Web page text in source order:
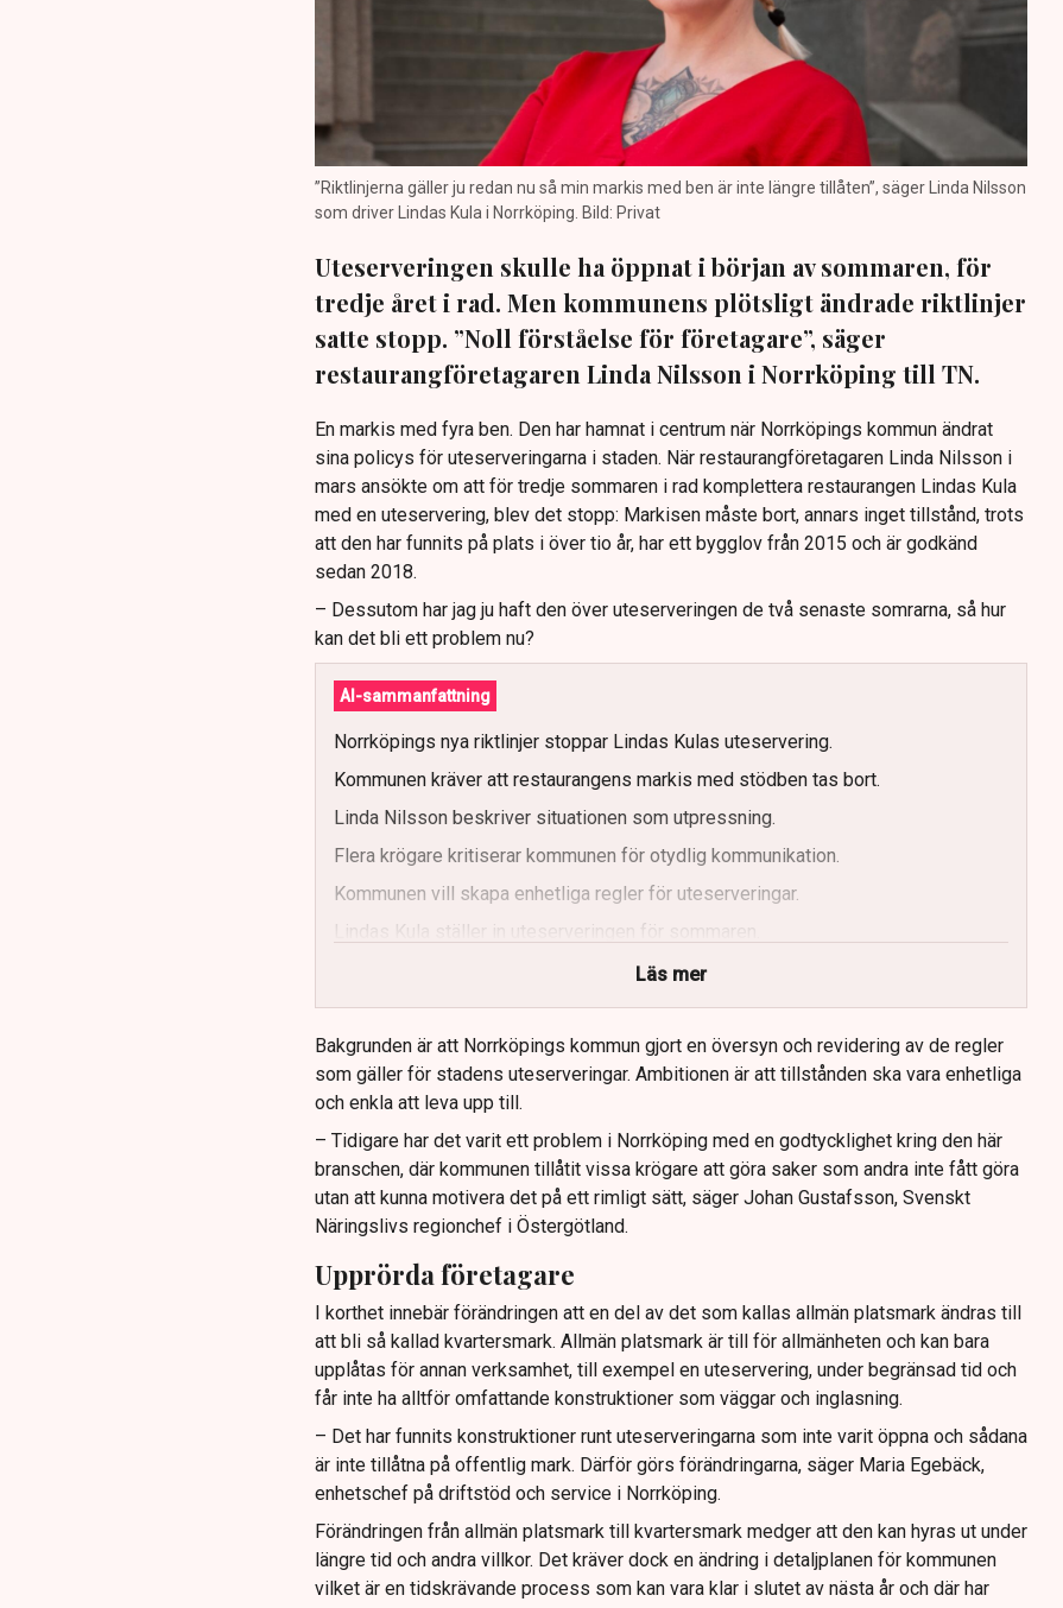
”Riktlinjerna gäller ju redan nu så min markis med ben är inte längre tillåten”, säger Linda Nilsson
som driver Lindas Kula i Norrköping. Bild: Privat
Uteserveringen skulle ha öppnat i början av sommaren, för
tredje året i rad. Men kommunens plötsligt ändrade riktlinjer
satte stopp. ”Noll förståelse för företagare”, säger
restaurangföretagaren Linda Nilsson i Norrköping till TN.
En markis med fyra ben. Den har hamnat i centrum när Norrköpings kommun ändrat
sina policys för uteserveringarna i staden. När restaurangföretagaren Linda Nilsson i
mars ansökte om att för tredje sommaren i rad komplettera restaurangen Lindas Kula
med en uteservering, blev det stopp: Markisen måste bort, annars inget tillstånd, trots
att den har funnits på plats i över tio år, har ett bygglov från 2015 och är godkänd
sedan 2018.
– Dessutom har jag ju haft den över uteserveringen de två senaste somrarna, så hur
kan det bli ett problem nu?
AI-sammanfattning
Norrköpings nya riktlinjer stoppar Lindas Kulas uteservering.
Kommunen kräver att restaurangens markis med stödben tas bort.
Linda Nilsson beskriver situationen som utpressning.
Flera krögare kritiserar kommunen för otydlig kommunikation.
Kommunen vill skapa enhetliga regler för uteserveringar.
Lindas Kula ställer in uteserveringen för sommaren.
Läs mer
Bakgrunden är att Norrköpings kommun gjort en översyn och revidering av de regler
som gäller för stadens uteserveringar. Ambitionen är att tillstånden ska vara enhetliga
och enkla att leva upp till.
– Tidigare har det varit ett problem i Norrköping med en godtycklighet kring den här
branschen, där kommunen tillåtit vissa krögare att göra saker som andra inte fått göra
utan att kunna motivera det på ett rimligt sätt, säger Johan Gustafsson, Svenskt
Näringslivs regionchef i Östergötland.
Upprörda företagare
I korthet innebär förändringen att en del av det som kallas allmän platsmark ändras till
att bli så kallad kvartersmark. Allmän platsmark är till för allmänheten och kan bara
upplåtas för annan verksamhet, till exempel en uteservering, under begränsad tid och
får inte ha alltför omfattande konstruktioner som väggar och inglasning.
– Det har funnits konstruktioner runt uteserveringarna som inte varit öppna och sådana
är inte tillåtna på offentlig mark. Därför görs förändringarna, säger Maria Egebäck,
enhetschef på driftstöd och service i Norrköping.
Förändringen från allmän platsmark till kvartersmark medger att den kan hyras ut under
längre tid och andra villkor. Det kräver dock en ändring i detaljplanen för kommunen
vilket är en tidskrävande process som kan vara klar i slutet av nästa år och där har